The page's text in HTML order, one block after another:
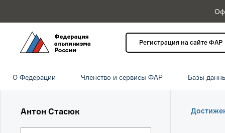
Регистрация на сайте ФАР
О Федерации Членство и сервисы ФАР Базы
Антон Стасюк